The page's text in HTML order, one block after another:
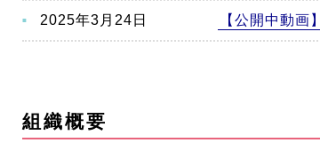
2025年3月24日 【公開中動画
組織概要